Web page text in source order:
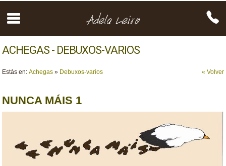
ACHEGAS - DEBUXOS-VARIOS
« Volver
Estás en:Achegas » Debuxos-varios
NUNCA MÁIS 1